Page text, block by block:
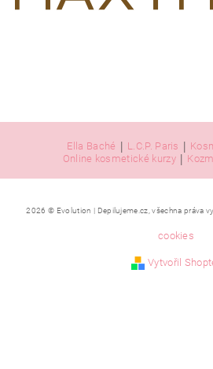
Ella Baché L.C.P. Paris
Online kosmetické kurzy
2026 © Evolution | Depilujeme.cz, všechna práva
cookies
Vytvořil